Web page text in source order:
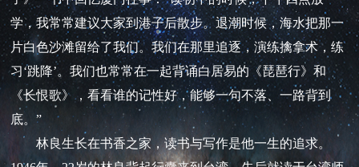
学，我常常建议大家到港子后散步。退潮时候，海水把那一
片白色沙滩留给了我们。我们在那里追逐，演练擒拿术，练
习‘跳降’。我们也常常在一起背诵白居易的《琵琶行》和
《长恨歌》，看看谁的记性好，能够一句不落、一路背到
底。”
林良生长在书香之家，读书与写作是他一生的追求。